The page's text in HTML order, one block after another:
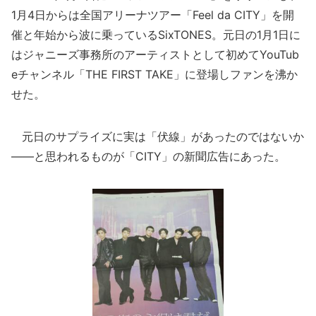
1月4日からは全国アリーナツアー「Feel da CITY」を開
催と年始から波に乗っているSixTONES。元日の1月1日に
はジャニーズ事務所のアーティストとして初めてYouTub
eチャンネル「THE FIRST TAKE」に登場しファンを沸か
せた。
元日のサプライズに実は「伏線」があったのではないか
――と思われるものが「CITY」の新聞広告にあった。